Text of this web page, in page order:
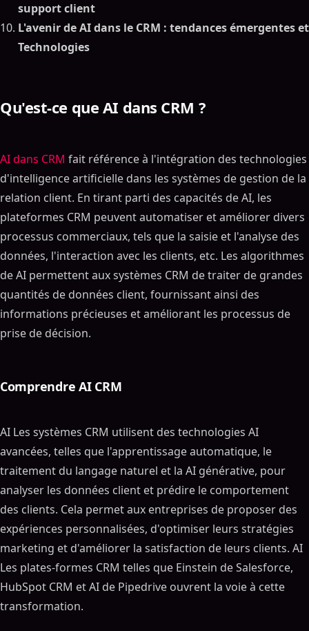
support client
L'avenir de AI dans le CRM : tendances émergentes et
Technologies
Qu'est-ce que AI dans CRM ?
AI dans CRM fait référence à l'intégration des technologies
d'intelligence artificielle dans les systèmes de gestion de la
relation client. En tirant parti des capacités de AI, les
plateformes CRM peuvent automatiser et améliorer divers
processus commerciaux, tels que la saisie et l'analyse des
données, l'interaction avec les clients, etc. Les algorithmes
de AI permettent aux systèmes CRM de traiter de grandes
quantités de données client, fournissant ainsi des
informations précieuses et améliorant les processus de
prise de décision.
Comprendre AI CRM
AI Les systèmes CRM utilisent des technologies AI
avancées, telles que l'apprentissage automatique, le
traitement du langage naturel et la AI générative, pour
analyser les données client et prédire le comportement
des clients. Cela permet aux entreprises de proposer des
expériences personnalisées, d'optimiser leurs stratégies
marketing et d'améliorer la satisfaction de leurs clients. AI
Les plates-formes CRM telles que Einstein de Salesforce,
HubSpot CRM et AI de Pipedrive ouvrent la voie à cette
transformation.